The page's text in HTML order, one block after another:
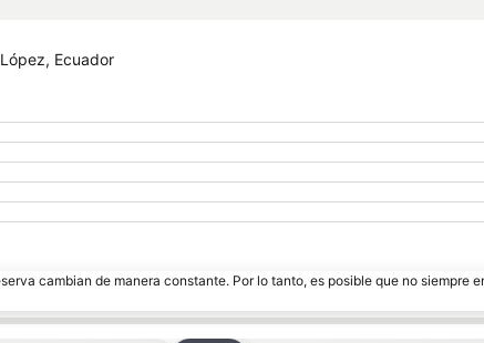
Ecuador
cambian de manera constante. Por lo tanto, es posible que no siempre